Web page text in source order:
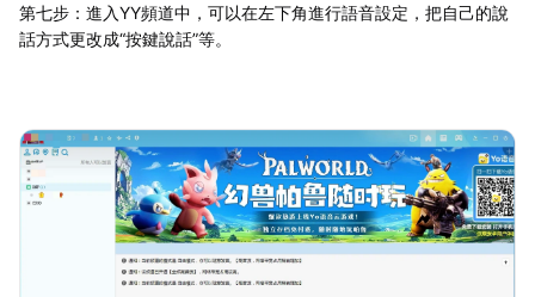
第七步：進入YY頻道中，可以在左下角進行語音設定，把自己的說
話方式更改成“按鍵說話”等。